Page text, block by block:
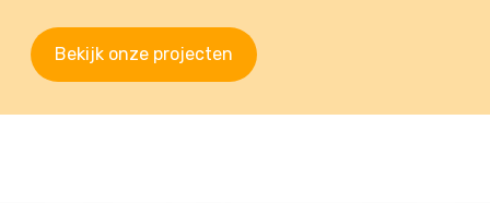
Bekijk onze projecten